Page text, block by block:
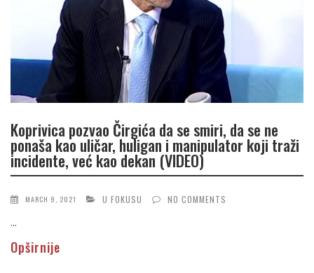
Koprivica pozvao Čirgića da se smiri, da se ne
ponaša kao uličar, huligan i manipulator koji traži
incidente, već kao dekan (VIDEO)
MARCH 9, 2021 U FOKUSU NO COMMENTS
...
Opširnije